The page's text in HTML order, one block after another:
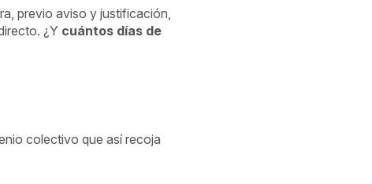
previo aviso y justificación,
¿Y cuántos días de
colectivo que así recoja